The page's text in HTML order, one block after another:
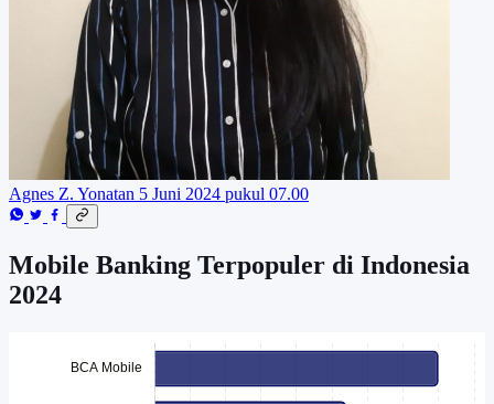
Agnes Z. Yonatan 5 Juni 2024 pukul 07.00
Mobile Banking Terpopuler di Indonesia
2024